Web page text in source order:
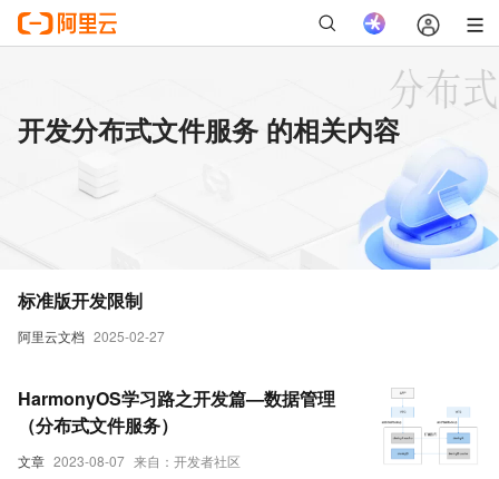
开发分布式文件服务 的相关内容
阿里云文档 2025-02-27
标准版开发限制
文章 2023-08-07 来自：开发者社区
HarmonyOS学习路之开发篇—数据管理
（分布式文件服务）